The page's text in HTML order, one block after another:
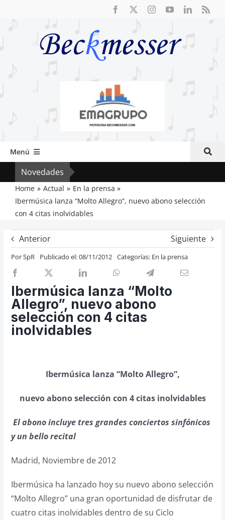
Menú
Inicio
Actual
Artículos
Previos de ópera
Entrevistas
Recomendación
Cosas de Beckmesser
Nosotros y privacidad
Buscar:
Novedades
Home Actual
En la prensa
Ibermúsica lanza “Molto Allegro”, nuevo abono selección
con 4 citas inolvidables
Anterior Siguiente
PorSpR Publicado el: 08/11/2012 Categorías: En la prensa
Ibermúsica lanza “Molto
Allegro”, nuevo abono
selección con 4 citas
inolvidables
Ibermúsica lanza “Molto Allegro”,
nuevo abono selección con 4 citas inolvidables
El abono incluye tres grandes conciertos sinfónicos
y un bello recital
Madrid, Noviembre de 2012
Ibermúsica ha lanzado hoy su nuevo abono selección
“Molto Allegro” una gran oportunidad de disfrutar de
cuatro citas inolvidables dentro de su Ciclo